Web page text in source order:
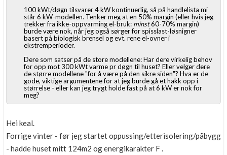
100 kWt/døgn tilsvarer 4 kW kontinuerlig, så på handlelista mi
står 6 kW-modellen. Tenker meg at en 50% margin (eller hvis jeg
trekker fra ikke-oppvarming el-bruk: minst60-70% margin)
burde være nok, når jeg også sørger for spisslast-løsnigner
basert på biologisk brensel og evt. rene el-ovner i
ekstremperioder.
Dere som satser på de store modellene: Har dere virkelig behov
for opp mot 300 kWt varme pr døgn til huset? Eller velger dere
de større modellene "for å være på den sikre siden"? Hva er de
gode, viktige argumentene for at jeg burde gå et hakk opp i
størrelse - eller kan jeg trygt holde fast på at 6 kW er nok for
meg?
Hei keal.
Forrige vinter - før jeg startet oppussing/etterisolering/påbygg
- hadde huset mitt 124m2 og energikarakter F .